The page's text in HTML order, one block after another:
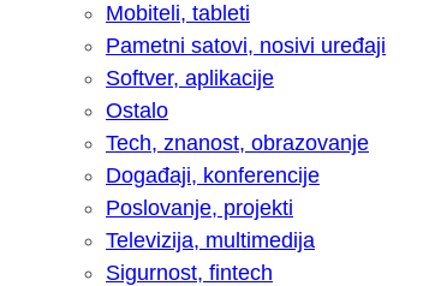
Mobiteli, tableti
Pametni satovi, nosivi uređaji
Softver, aplikacije
Ostalo
Tech, znanost, obrazovanje
Događaji, konferencije
Poslovanje, projekti
Televizija, multimedija
Sigurnost, fintech